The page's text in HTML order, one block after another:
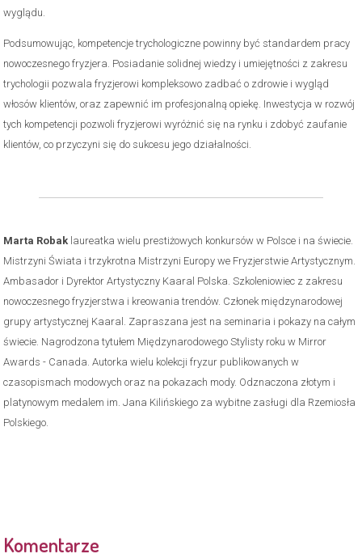
wyglądu.
Podsumowując, kompetencje trychologiczne powinny być standardem pracy
nowoczesnego fryzjera. Posiadanie solidnej wiedzy i umiejętności z zakresu
trychologii pozwala fryzjerowi kompleksowo zadbać o zdrowie i wygląd
włosów klientów, oraz zapewnić im profesjonalną opiekę. Inwestycja w rozwój
tych kompetencji pozwoli fryzjerowi wyróżnić się na rynku i zdobyć zaufanie
klientów, co przyczyni się do sukcesu jego działalności.
Marta Robak laureatka wielu prestiżowych konkursów w Polsce i na świecie.
Mistrzyni Świata i trzykrotna Mistrzyni Europy we Fryzjerstwie Artystycznym.
Ambasador i Dyrektor Artystyczny Kaaral Polska. Szkoleniowiec z zakresu
nowoczesnego fryzjerstwa i kreowania trendów. Członek międzynarodowej
grupy artystycznej Kaaral. Zapraszana jest na seminaria i pokazy na całym
świecie. Nagrodzona tytułem Międzynarodowego Stylisty roku w Mirror
Awards - Canada. Autorka wielu kolekcji fryzur publikowanych w
czasopismach modowych oraz na pokazach mody. Odznaczona złotym i
platynowym medalem im. Jana Kilińskiego za wybitne zasługi dla Rzemiosła
Polskiego.
Komentarze